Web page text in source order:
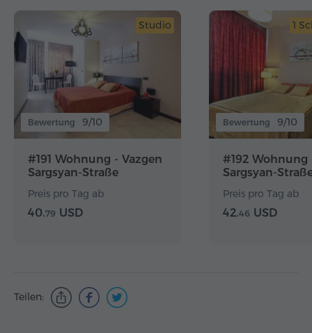
Studio
Bewertung 9/10
#191 Wohnung - Vazgen
Sargsyan-Straße
Preis pro Tag ab
40.79 USD
1
Bewertung 9/10
#192 Wohnung
Sargsyan-
Preis pro Tag ab
42.46 USD
Teilen: